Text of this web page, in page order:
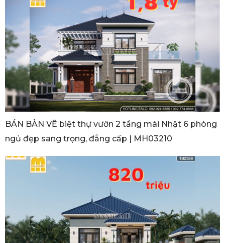
BÁN BẢN VẼ biệt thự vườn 2 tầng mái Nhật 6 phòng
ngủ đẹp sang trọng, đẳng cấp | MH03210